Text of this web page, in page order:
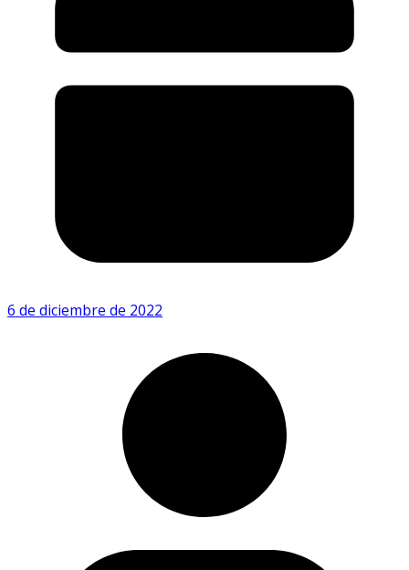
6 de diciembre de 2022